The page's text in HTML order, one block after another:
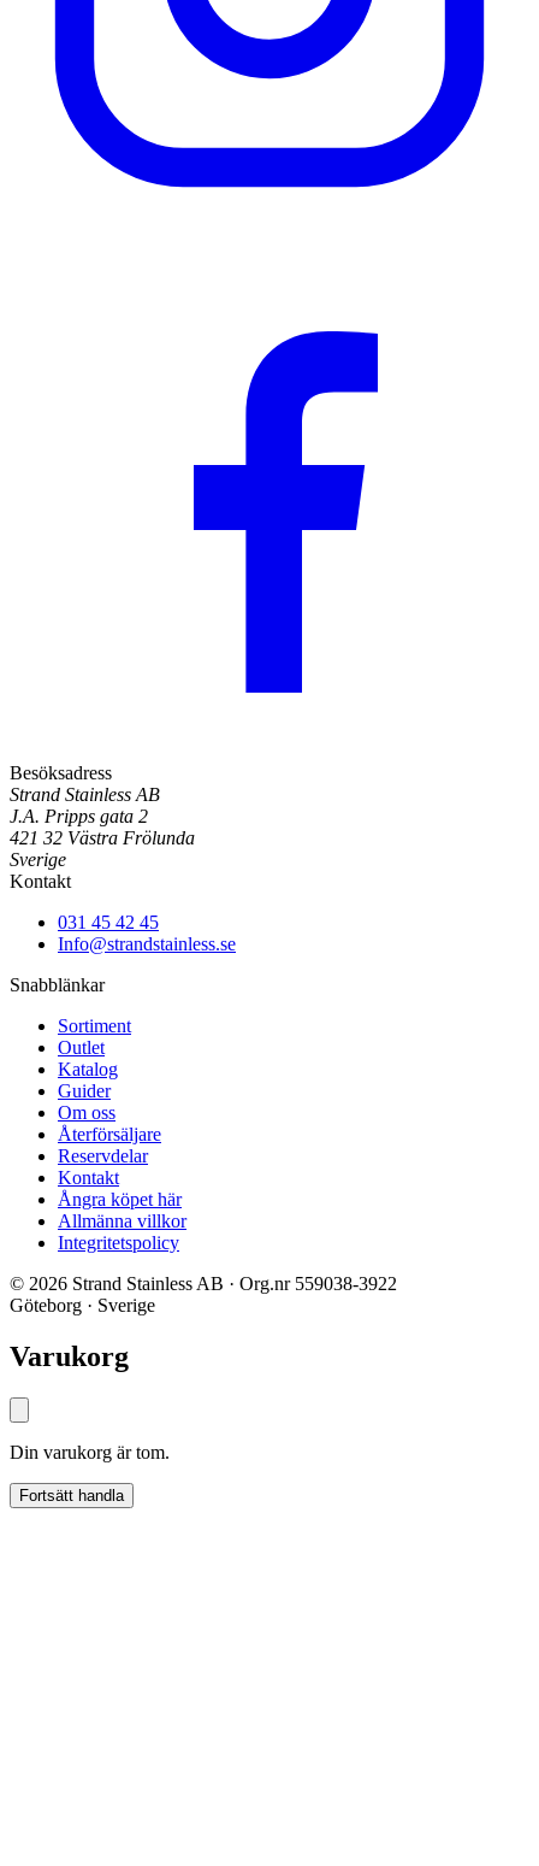
Besöksadress
Strand Stainless AB
J.A. Pripps gata 2
421 32 Västra Frölunda
Sverige
Kontakt
031 45 42 45
Info@strandstainless.se
Snabblänkar
Sortiment
Outlet
Katalog
Guider
Om oss
Återförsäljare
Reservdelar
Kontakt
Ångra köpet här
Allmänna villkor
Integritetspolicy
© 2026 Strand Stainless AB · Org.nr 559038-3922
Göteborg · Sverige
Varukorg
Din varukorg är tom.
Fortsätt handla